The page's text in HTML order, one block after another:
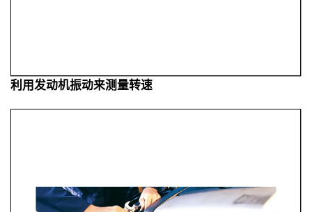
利用发动机振动来测量转速